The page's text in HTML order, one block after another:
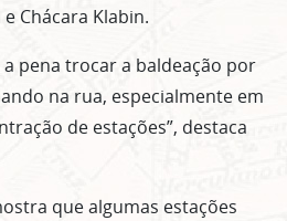
Chácara Klabin.
a pena trocar a baldeação por
na rua, especialmente em
de estações”, destaca
que algumas estações